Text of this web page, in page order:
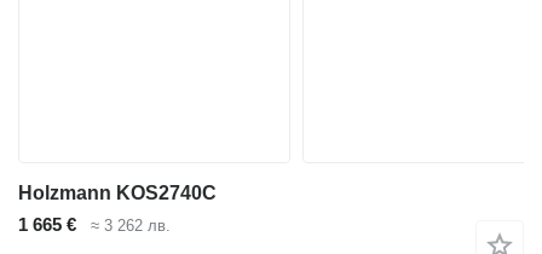
Holzmann KOS2740C
1 665 €
≈ 3 262 лв.